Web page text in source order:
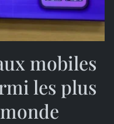
mobiles
les plus